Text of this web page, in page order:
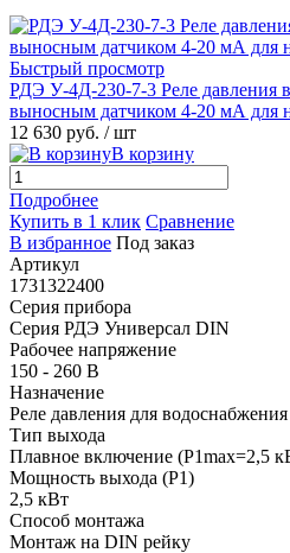
Быстрый просмотр
РДЭ У-4Д-230-7-3 Реле давления
выносным датчиком 4-20 мА для
12 630 руб. / шт
В корзину
Подробнее
Купить в 1 клик Сравнение
В избранное Под заказ
Артикул
1731322400
Серия прибора
Серия РДЭ Универсал DIN
Рабочее напряжение
150 - 260 В
Назначение
Реле давления для водоснабжения
Тип выхода
Плавное включение (P1max=2,5
Мощность выхода (P1)
2,5 кВт
Способ монтажа
Монтаж на DIN рейку